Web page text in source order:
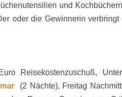
und
oder die Gewinnerin verbringt
Reisekostenzuschuß,
(2 Nächte), Freitag